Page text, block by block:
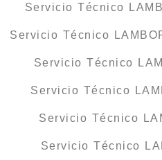
Servicio Técnico
Servicio Técnico
Servicio Técnico
Servicio Técnico
Servicio Técnico
Servicio Técnico